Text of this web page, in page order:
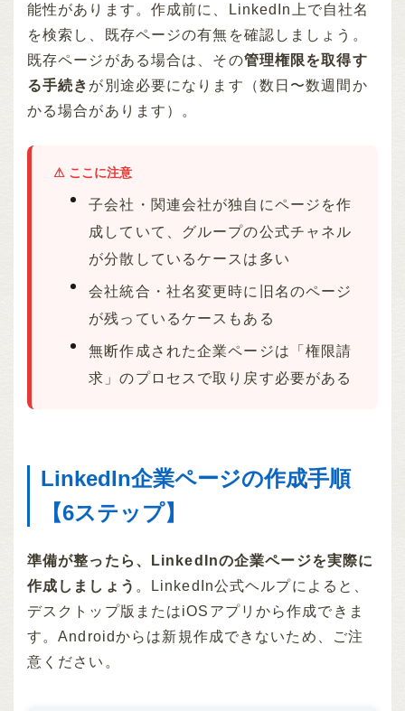
能性があります。作成前に、LinkedIn上で自社名
を検索し、既存ページの有無を確認しましょう。
既存ページがある場合は、その管理権限を取得す
る手続き が別途必要になります（数日〜数週間か
かる場合があります）。
⚠ ここに注意
子会社・関連会社が独自にページを作
成していて、グループの公式チャネル
が分散しているケースは多い
会社統合・社名変更時に旧名のページ
が残っているケースもある
無断作成された企業ページは「権限請
求」のプロセスで取り戻す必要がある
LinkedIn企業ページの作成手順
【6ステップ】
準備が整ったら、LinkedInの企業ページを実際に
作成しましょう 。LinkedIn公式ヘルプによると、
デスクトップ版またはiOSアプリから作成できま
す。Androidからは新規作成できないため、ご注
意ください。